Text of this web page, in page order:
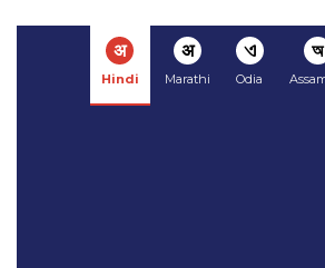
अ
Hindi
अ
Marathi
ଏ
Odia
অ